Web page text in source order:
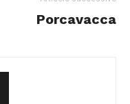
Porcavacca